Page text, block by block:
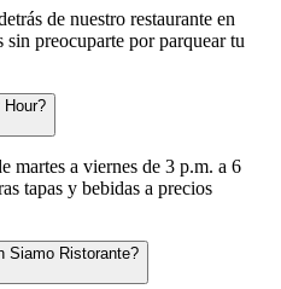
de nuestro restaurante en
preocuparte por parquear tu
martes a viernes de 3 p.m. a 6
tapas y bebidas a precios
Siamo Ristorante?